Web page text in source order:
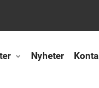
Nyheter